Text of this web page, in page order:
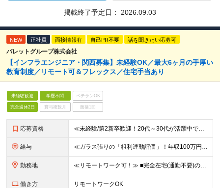
掲載終了予定日： 2026.09.03
NEW 正社員 面接情報有 自己PR不要 話を聞きたい応募可
バレットグループ株式会社
【インフラエンジニア・関西募集】未経験OK／最大6ヶ月の手厚い
教育制度／リモート可＆フレックス／住宅手当あり
未経験歓迎 学歴不問 ベテランOK
完全週休2日 賞与複数月 面接1回
応募資格 ≪未経験/第2新卒歓迎！20代～30代が活躍中です≫ インフラエンジニアを本気で目指したい方／これまでの経験・スキルは一切不問です ◆学歴不問 ≪1つでも当てはまる方はぜひご応募ください！≫ ■自
給与 ≪ガラス張りの「粗利連動評価」！年収100万円アップの実績あり≫ ■想定年収400万円～1200万円 月給30万円～100万円＋粗利インセンティブ ※経験・スキル・前給を考慮の上、上記に限らず柔軟に
勤務地 ≪リモートワーク可！≫ ■完全在宅(通勤不要)の場合…地方に在住したままフルリモートでの勤務も可能です ■出社の場合…本社または首都圏の各プロジェクト先 ★転居をともなう転勤はありません ★受託案件
働き方 リモートワークOK